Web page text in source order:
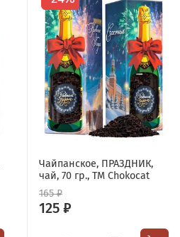
Чайпанское, ПРАЗДНИК,
чай, 70 гр., TM Chokocat
165 ₽
125 ₽